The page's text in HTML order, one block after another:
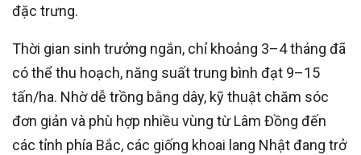
đặc trưng.
Thời gian sinh trưởng ngắn, chỉ khoảng 3–4 tháng đã
có thể thu hoạch, năng suất trung bình đạt 9–15
tấn/ha. Nhờ dễ trồng bằng dây, kỹ thuật chăm sóc
đơn giản và phù hợp nhiều vùng từ Lâm Đồng đến
các tỉnh phía Bắc, các giống khoai lang Nhật đang trở